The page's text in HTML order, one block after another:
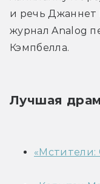
и речь Джаннет
журнал Analog
Кэмпбелла.
Лучшая
«Мстители: